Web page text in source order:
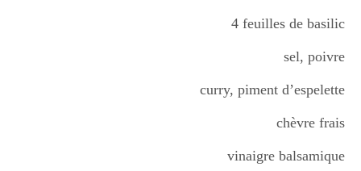
Recettes Végétariennes4 feuilles de basilic
sel, poivre
curry, piment d’espelette
chèvre frais
vinaigre balsamique